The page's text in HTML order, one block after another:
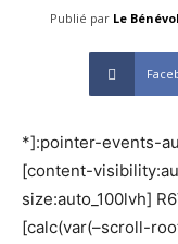
Publié par Le
*]:pointer-events-
[content-
size:auto_100lvh]
[calc(var(–scroll-